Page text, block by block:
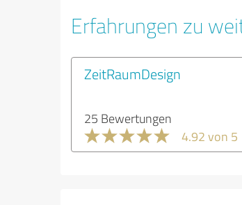
Erfahrungen zu
ZeitRaumDesign
25 Bewertungen
4.92 von 5